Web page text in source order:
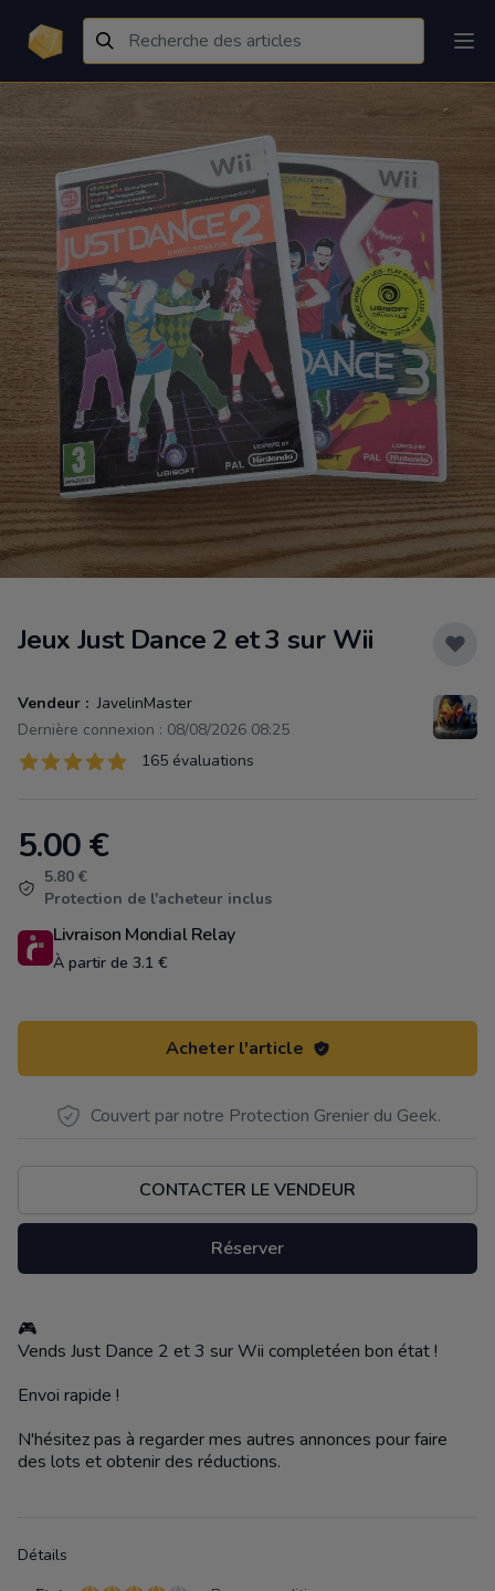
Jeux Just Dance 2 et 3 sur Wii
Vendeur : JavelinMaster
Dernière connexion : 08/08/2026 08:25
Évaluations
165 sur 5 étoiles165 évaluations
Product information
5.00€
5.80 €
Protection de l'acheteur inclus
Livraison Mondial Relay
À partir de 3.1 €
Acheter l'article
Couvert par notre Protection Grenier du Geek.
CONTACTER LE VENDEUR
Réserver
Description
🎮
Vends Just Dance 2 et 3 sur Wii completéen bon état !
Envoi rapide !
N'hésitez pas à regarder mes autres annonces pour faire
des lots et obtenir des réductions.
Détails